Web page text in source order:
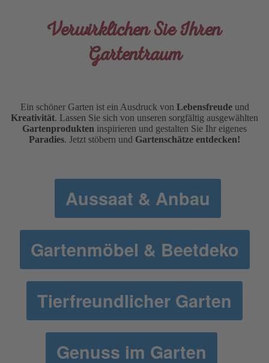
Verwirklichen Sie Ihren
Gartentraum
Ein schöner Garten ist ein Ausdruck von Lebensfreude und
Kreativität. Lassen Sie sich von unseren sorgfältig ausgewählten
Gartenprodukten inspirieren und gestalten Sie Ihr eigenes
Paradies. Jetzt stöbern und Gartenschätze entdecken!
Aussaat & Anbau
Gartenmöbel & Beetdeko
Tierfreundlicher Garten
Genuss im Garten